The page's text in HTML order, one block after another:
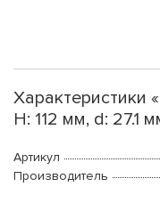
Характеристики
H: 112 мм, d: 27.1
Артикул
Производитель